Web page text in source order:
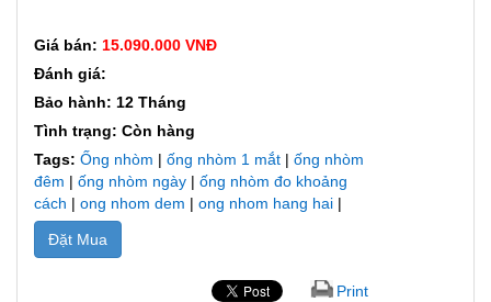
Giá bán: 15.090.000 VNĐ
Đánh giá:
Bảo hành: 12 Tháng
Tình trạng: Còn hàng
Tags: Ống nhòm | ống nhòm 1 mắt | ống nhòm
đêm | ống nhòm ngày | ống nhòm đo khoảng
cách | ong nhom dem | ong nhom hang hai |
Đặt Mua
Print